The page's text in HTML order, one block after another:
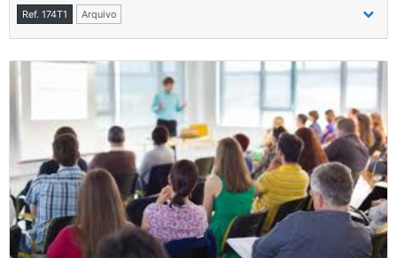
Ref. 174T1 Arquivo